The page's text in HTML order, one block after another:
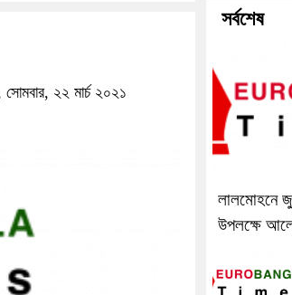
২২ মার্চ ২০২১
সর্বশেষ
লালমোহনে
উপলক্ষে